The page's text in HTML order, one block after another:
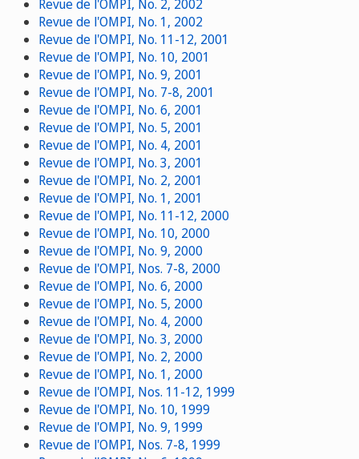
Revue de l'OMPI, No. 2, 2002
Revue de l'OMPI, No. 1, 2002
Revue de l'OMPI, No. 11-12, 2001
Revue de l'OMPI, No. 10, 2001
Revue de l'OMPI, No. 9, 2001
Revue de l'OMPI, No. 7-8, 2001
Revue de l'OMPI, No. 6, 2001
Revue de l'OMPI, No. 5, 2001
Revue de l'OMPI, No. 4, 2001
Revue de l'OMPI, No. 3, 2001
Revue de l'OMPI, No. 2, 2001
Revue de l'OMPI, No. 1, 2001
Revue de l'OMPI, No. 11-12, 2000
Revue de l'OMPI, No. 10, 2000
Revue de l'OMPI, No. 9, 2000
Revue de l'OMPI, Nos. 7-8, 2000
Revue de l'OMPI, No. 6, 2000
Revue de l'OMPI, No. 5, 2000
Revue de l'OMPI, No. 4, 2000
Revue de l'OMPI, No. 3, 2000
Revue de l'OMPI, No. 2, 2000
Revue de l'OMPI, No. 1, 2000
Revue de l'OMPI, Nos. 11-12, 1999
Revue de l'OMPI, No. 10, 1999
Revue de l'OMPI, No. 9, 1999
Revue de l'OMPI, Nos. 7-8, 1999